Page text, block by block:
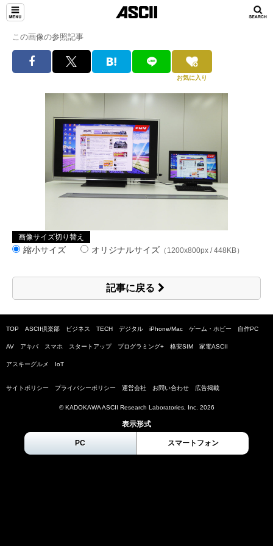
この画像の参照記事
お気に入り
画像サイズ切り替え
縮小サイズ オリジナルサイズ （1200x800px / 448KB）
記事に戻る
TOP ASCII倶楽部 ビジネス TECH デジタル iPhone/Mac ゲーム・ホビー 自作PC
AV アキバ スマホ スタートアップ プログラミング+ 格安SIM 家電ASCII
アスキーグルメ IoT
サイトポリシー プライバシーポリシー 運営会社 お問い合わせ 広告掲載
© KADOKAWA ASCII Research Laboratories, Inc. 2026
表示形式
PC スマートフォン